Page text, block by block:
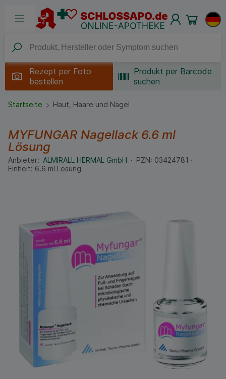
Rezept per Foto
bestellen
Produkt per Barcode
suchen
Startseite Haut, Haare und Nägel
MYFUNGAR Nagellack 6.6 ml
Lösung
Anbieter: ALMIRALL HERMAL GmbH PZN: 03424781
Einheit: 6.6 ml Lösung